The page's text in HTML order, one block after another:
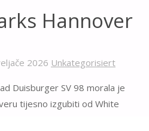
Hannover
2026 Unkategorisiert
Duisburger SV 98 morala je
tijesno izgubiti od White